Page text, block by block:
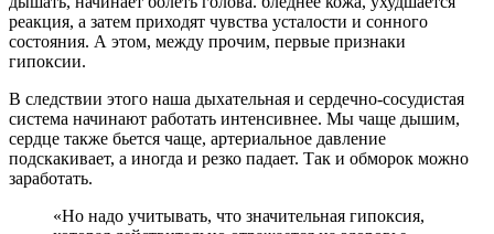
реакция, а затем приходят чувства усталости и сонного
состояния. А этом, между прочим, первые признаки
гипоксии.
В следствии этого наша дыхательная и сердечно-сосудистая
система начинают работать интенсивнее. Мы чаще дышим,
сердце также бьется чаще, артериальное давление
подскакивает, а иногда и резко падает. Так и обморок можно
заработать.
«Но надо учитывать, что значительная гипоксия,